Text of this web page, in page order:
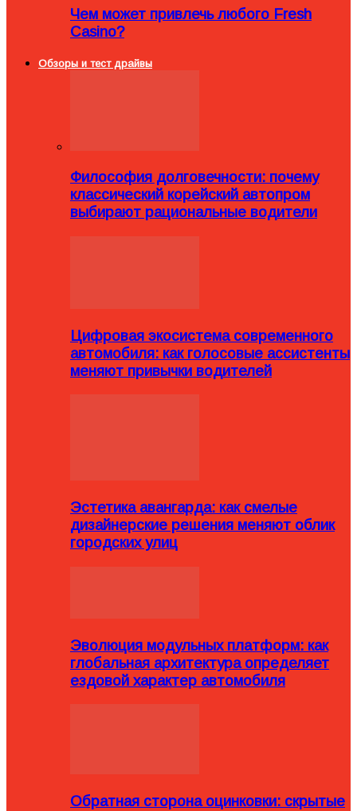
Чем может привлечь любого Fresh
Casino?
Обзоры и тест драйвы
Философия долговечности: почему
классический корейский автопром
выбирают рациональные водители
Цифровая экосистема современного
автомобиля: как голосовые ассистенты
меняют привычки водителей
Эстетика авангарда: как смелые
дизайнерские решения меняют облик
городских улиц
Эволюция модульных платформ: как
глобальная архитектура определяет
ездовой характер автомобиля
Обратная сторона оцинковки: скрытые